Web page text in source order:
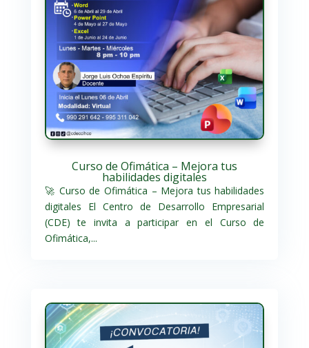
Curso de Ofimática – Mejora tus
habilidades digitales
🚀 Curso de Ofimática – Mejora tus habilidades
digitales El Centro de Desarrollo Empresarial
(CDE) te invita a participar en el Curso de
Ofimática,...